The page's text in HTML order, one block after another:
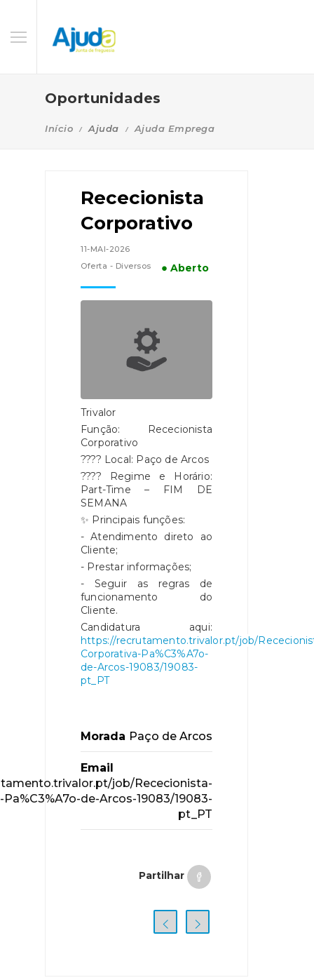
Oportunidades
Início Ajuda Ajuda Emprega
Rececionista
Corporativo
11-MAI-2026
Oferta - Diversos
● Aberto
Trivalor
Função: Rececionista
Corporativo
???? Local: Paço de Arcos
???? Regime e Horário:
Part-Time – FIM DE
SEMANA
✨ Principais funções:
- Atendimento direto ao
Cliente;
- Prestar informações;
- Seguir as regras de
funcionamento do
Cliente.
Candidatura aqui:
https://recrutamento.trivalor.pt/job/
Corporativa-Pa%C3%A7o-
de-Arcos-19083/19083-
pt_PT
Morada Paço de Arcos
Email
job/Rececionista-
de-Arcos-19083/19083-
pt_PT
Partilhar